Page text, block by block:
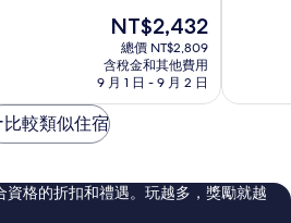
現
在
價
格
為
NT$2,432
NT$2,432
總價 NT$2,809
含稅金和其他費用
9 月 1 日 - 9 月 2 日
極
評
論
比較類似住宿
資格的折扣和禮遇。玩越多，獎勵就越